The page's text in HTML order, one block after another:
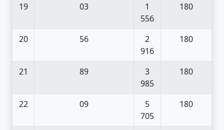
19
03
1
556
180
20 56
2
916
180
21 89
3
985
180
22 09
5
705
180